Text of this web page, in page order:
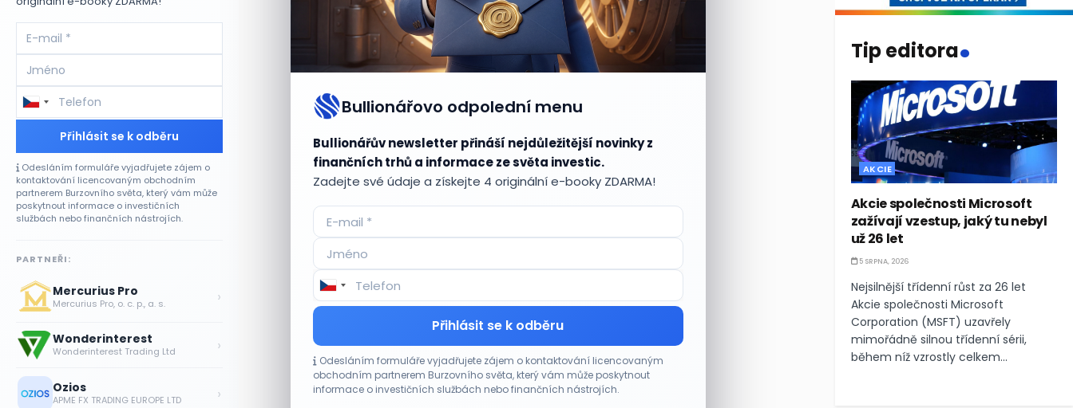
Bullionářovo odpolední menu
Bullionářův newsletter přináší nejdůležitější novinky z
finančních trhů a informace ze světa investic.
Zadejte své údaje a získejte 4 originální e-booky ZDARMA!
Přihlásit se k odběru
Odesláním formuláře vyjadřujete zájem o kontaktování licencovaným
obchodním partnerem Burzovního světa, který vám může poskytnout
informace o investičních službách nebo finančních nástrojích.
Přihlásit se k odběru
Odesláním formuláře vyjadřujete zájem o
kontaktování licencovaným obchodním
partnerem Burzovního světa, který vám může
poskytnout informace o investičních
službách nebo finančních nástrojích.
PARTNEŘI:
Mercurius Pro
Mercurius Pro, o. c. p., a. s. ›
Wonderinterest
Wonderinterest Trading Ltd ›
Ozios
APME FX TRADING EUROPE LTD ›
Tip editora.
AKCIE
Akcie společnosti Microsoft
zažívají vzestup, jaký tu nebyl
už 26 let
5 SRPNA, 2026
Nejsilnější třídenní růst za 26 let
Akcie společnosti Microsoft
Corporation (MSFT) uzavřely
mimořádně silnou třídenní sérii,
během níž vzrostly celkem...